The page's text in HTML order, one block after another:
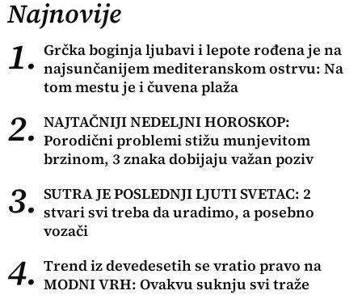
Najnovije
1. Grčka boginja ljubavi i lepote rođena je na
najsunčanijem mediteranskom ostrvu: Na
tom mestu je i čuvena plaža
2. NAJTAČNIJI NEDELJNI HOROSKOP:
Porodični problemi stižu munjevitom
brzinom, 3 znaka dobijaju važan poziv
3. SUTRA JE POSLEDNJI LJUTI SVETAC: 2
stvari svi treba da uradimo, a posebno
vozači
4. Trend iz devedesetih se vratio pravo na
MODNI VRH: Ovakvu suknju svi traže